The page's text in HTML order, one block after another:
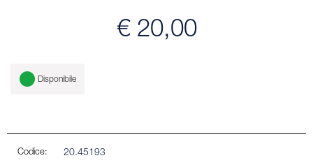
€ 20,00
Disponibile
Codice: 20.45193